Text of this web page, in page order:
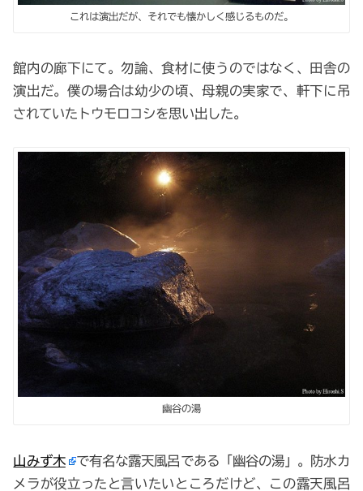
これは演出だが、それでも懐かしく感じるものだ。
館内の廊下にて。勿論、食材に使うのではなく、田舎の
演出だ。僕の場合は幼少の頃、母親の実家で、軒下に吊
されていたトウモロコシを思い出した。
幽谷の湯
山みず木
で有名な露天風呂である「幽谷の湯」。防水カ
メラが役立ったと言いたいところだけど、この露天風呂